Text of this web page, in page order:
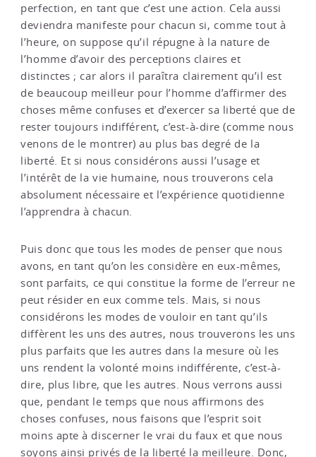
perfection, en tant que c’est une action. Cela aussi
deviendra manifeste pour chacun si, comme tout à
l’heure, on suppose qu’il répugne à la nature de
l’homme d’avoir des perceptions claires et
distinctes ; car alors il paraîtra clairement qu’il est
de beaucoup meilleur pour l’homme d’affirmer des
choses même confuses et d’exercer sa liberté que de
rester toujours indifférent, c’est-à-dire (comme nous
venons de le montrer) au plus bas degré de la
liberté. Et si nous considérons aussi l’usage et
l’intérêt de la vie humaine, nous trouverons cela
absolument nécessaire et l’expérience quotidienne
l’apprendra à chacun.
Puis donc que tous les modes de penser que nous
avons, en tant qu’on les considère en eux-mêmes,
sont parfaits, ce qui constitue la forme de l’erreur ne
peut résider en eux comme tels. Mais, si nous
considérons les modes de vouloir en tant qu’ils
diffèrent les uns des autres, nous trouverons les uns
plus parfaits que les autres dans la mesure où les
uns rendent la volonté moins indifférente, c’est-à-
dire, plus libre, que les autres. Nous verrons aussi
que, pendant le temps que nous affirmons des
choses confuses, nous faisons que l’esprit soit
moins apte à discerner le vrai du faux et que nous
soyons ainsi privés de la liberté la meilleure. Donc,